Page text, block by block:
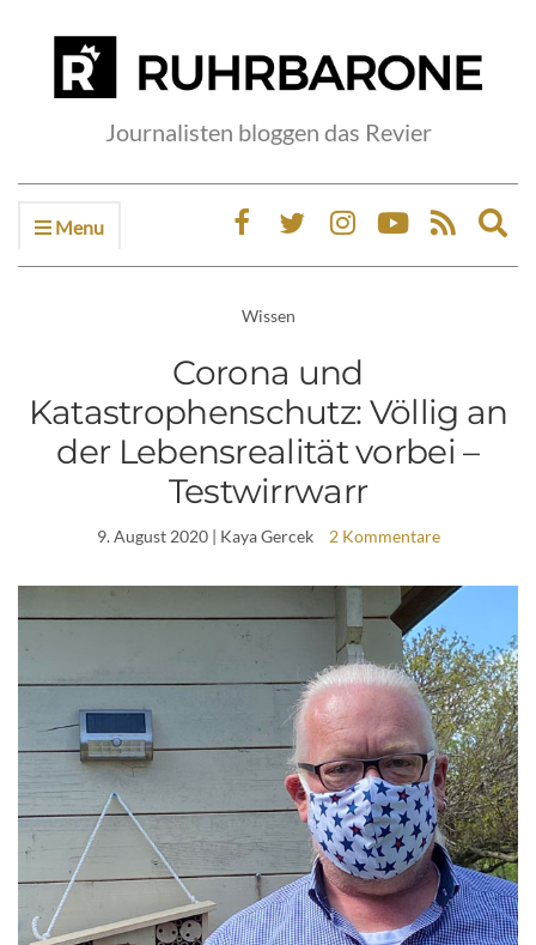
Journalisten bloggen das Revier
Menu
Wissen
Corona und
Katastrophenschutz: Völlig an
der Lebensrealität vorbei –
Testwirrwarr
9. August 2020| Kaya Gercek 2 Kommentare